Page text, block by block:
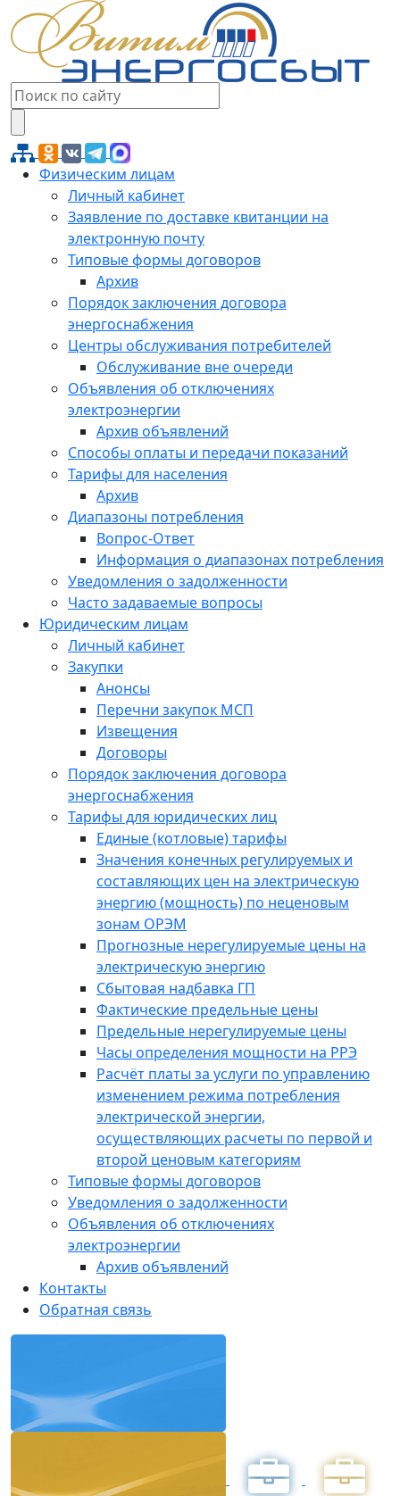
Физическим лицам
Личный кабинет
Заявление по доставке квитанции на
электронную почту
Типовые формы договоров
Архив
Порядок заключения договора
энергоснабжения
Центры обслуживания потребителей
Обслуживание вне очереди
Объявления об отключениях
электроэнергии
Архив объявлений
Способы оплаты и передачи показаний
Тарифы для населения
Архив
Диапазоны потребления
Вопрос-Ответ
Информация о диапазонах потребления
Уведомления о задолженности
Часто задаваемые вопросы
Юридическим лицам
Личный кабинет
Закупки
Анонсы
Перечни закупок МСП
Извещения
Договоры
Порядок заключения договора
энергоснабжения
Тарифы для юридических лиц
Единые (котловые) тарифы
Значения конечных регулируемых и
составляющих цен на электрическую
энергию (мощность) по неценовым
зонам ОРЭМ
Прогнозные нерегулируемые цены на
электрическую энергию
Сбытовая надбавка ГП
Фактические предельные цены
Предельные нерегулируемые цены
Часы определения мощности на РРЭ
Расчёт платы за услуги по управлению
изменением режима потребления
электрической энергии,
осуществляющих расчеты по первой и
второй ценовым категориям
Типовые формы договоров
Уведомления о задолженности
Объявления об отключениях
электроэнергии
Архив объявлений
Контакты
Обратная связь